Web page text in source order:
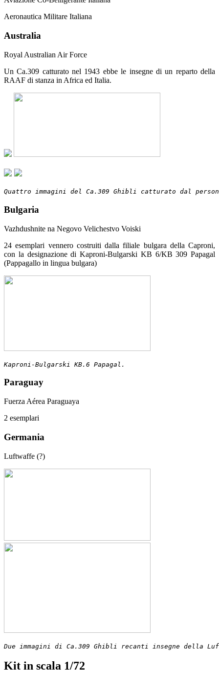
Aeronautica Militare Italiana
Australia
Royal Australian Air Force
Un Ca.309 catturato nel 1943 ebbe le insegne di un reparto della
RAAF di stanza in Africa ed Italia.
Quattro immagini del Ca.309 Ghibli catturato dal
Bulgaria
Vazhdushnite na Negovo Velichestvo Voiski
24 esemplari vennero costruiti dalla filiale bulgara della Caproni,
con la designazione di Kaproni-Bulgarski KB 6/KB 309 Papagal
(Pappagallo in lingua bulgara)
Kaproni-Bulgarski KB.6 Papagal.
Paraguay
Fuerza Aérea Paraguaya
2 esemplari
Germania
Luftwaffe (?)
Due immagini di Ca.309 Ghibli recanti insegne della
Kit in scala 1/72